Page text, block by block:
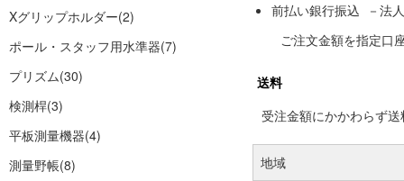
Xグリップホルダー(2)
ポール・スタッフ用水準器(7)
プリズム(30)
検測桿(3)
平板測量機器(4)
測量野帳(8)
前払い銀行振込 －法
ご注文金額を指定口
送料
受注金額にかかわらず
地域